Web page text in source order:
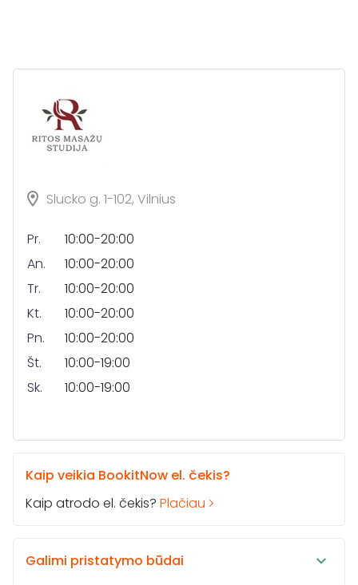
Slucko g. 1-102, Vilnius
Pr.
10:00-20:00
An.
10:00-20:00
Tr.
10:00-20:00
Kt.
10:00-20:00
Pn.
10:00-20:00
Št.
10:00-19:00
Sk.
10:00-19:00
Kaip veikia BookitNow el. čekis?
Kaip atrodo el. čekis? Plačiau
Galimi pristatymo būdai